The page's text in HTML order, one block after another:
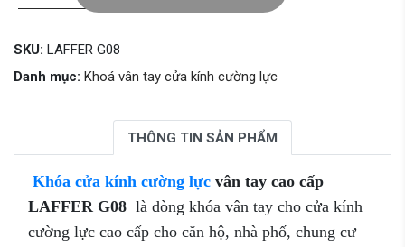
SKU: LAFFER G08
Danh mục: Khoá vân tay cửa kính cường lực
THÔNG TIN SẢN PHẨM
Khóa cửa kính cường lực vân tay cao cấp
LAFFER G08 là dòng khóa vân tay cho cửa kính
cường lực cao cấp cho căn hộ, nhà phố, chung cư